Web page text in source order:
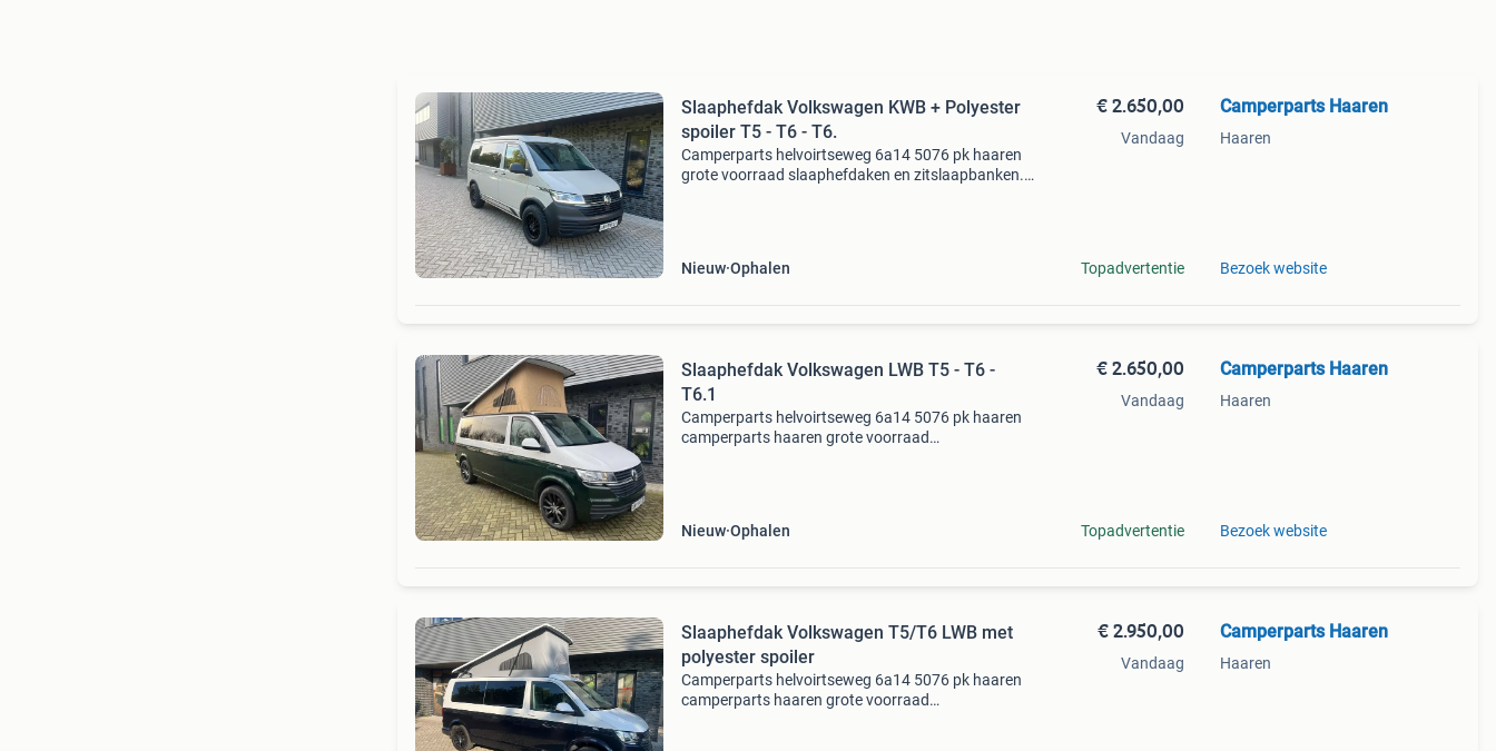
Slaaphefdak Volkswagen KWB + Polyester
spoiler T5 - T6 - T6.
Camperparts helvoirtseweg 6a14 5076 pk haaren
grote voorraad slaaphefdaken en zitslaapbanken.
Nieuw Ophalen
€ 2.650,00
Vandaag
Topadvertentie
Camperparts Haaren
Haaren
Bezoek website
Slaaphefdak Volkswagen LWB T5 - T6 -
T6.1
Camperparts helvoirtseweg 6a14 5076 pk haaren
camperparts haaren grote voorraad
Nieuw Ophalen
€ 2.650,00
Vandaag
Topadvertentie
Camperparts Haaren
Haaren
Bezoek website
Slaaphefdak Volkswagen T5/T6 LWB met
polyester spoiler
Camperparts helvoirtseweg 6a14 5076 pk haaren
camperparts haaren grote voorraad
€ 2.950,00
Vandaag
Camperparts Haaren
Haaren